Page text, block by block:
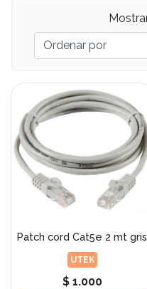
Patch cord Cat5e 2 mt gris
UTEK
$ 1.000